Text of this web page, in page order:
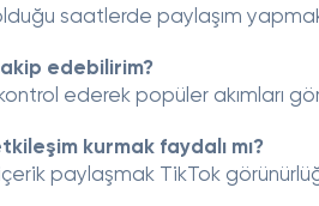
saatlerde paylaşım
edebilirim?
ederek popüler akımları
kurmak faydalı mı?
paylaşmak TikTok